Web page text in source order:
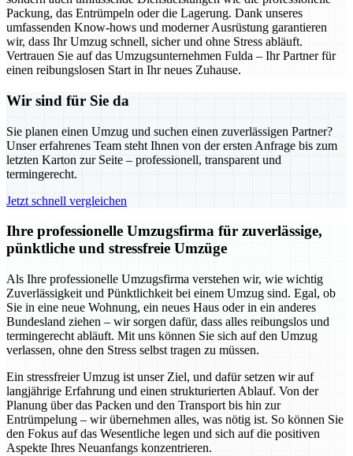
Packung, das Entrümpeln oder die Lagerung. Dank unseres
umfassenden Know-hows und moderner Ausrüstung garantieren
wir, dass Ihr Umzug schnell, sicher und ohne Stress abläuft.
Vertrauen Sie auf das Umzugsunternehmen Fulda – Ihr Partner für
einen reibungslosen Start in Ihr neues Zuhause.
Wir sind für Sie da
Sie planen einen Umzug und suchen einen zuverlässigen Partner?
Unser erfahrenes Team steht Ihnen von der ersten Anfrage bis zum
letzten Karton zur Seite – professionell, transparent und
termingerecht.
Jetzt schnell vergleichen
Ihre professionelle Umzugsfirma für zuverlässige,
pünktliche und stressfreie Umzüge
Als Ihre professionelle Umzugsfirma verstehen wir, wie wichtig
Zuverlässigkeit und Pünktlichkeit bei einem Umzug sind. Egal, ob
Sie in eine neue Wohnung, ein neues Haus oder in ein anderes
Bundesland ziehen – wir sorgen dafür, dass alles reibungslos und
termingerecht abläuft. Mit uns können Sie sich auf den Umzug
verlassen, ohne den Stress selbst tragen zu müssen.
Ein stressfreier Umzug ist unser Ziel, und dafür setzen wir auf
langjährige Erfahrung und einen strukturierten Ablauf. Von der
Planung über das Packen und den Transport bis hin zur
Entrümpelung – wir übernehmen alles, was nötig ist. So können Sie
den Fokus auf das Wesentliche legen und sich auf die positiven
Aspekte Ihres Neuanfangs konzentrieren.